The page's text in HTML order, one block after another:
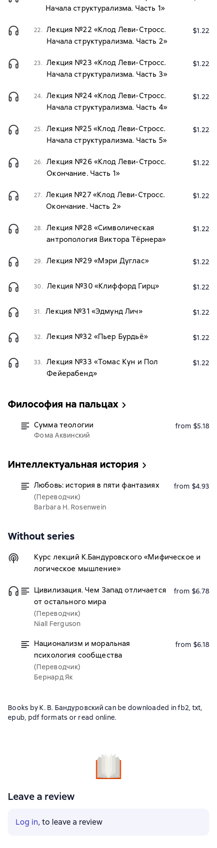
Начала структурализма. Часть 1»
22. Лекция №22 «Клод Леви-Стросс.
Начала структурализма. Часть 2»
$1.22
23. Лекция №23 «Клод Леви-Стросс.
Начала структурализма. Часть 3»
$1.22
24. Лекция №24 «Клод Леви-Стросс.
Начала структурализма. Часть 4»
$1.22
25. Лекция №25 «Клод Леви-Стросс.
Начала структурализма. Часть 5»
$1.22
26. Лекция №26 «Клод Леви-Стросс.
Окончание. Часть 1»
$1.22
27. Лекция №27 «Клод Леви-Стросс.
Окончание. Часть 2»
$1.22
28. Лекция №28 «Символическая
антропология Виктора Тёрнера»
$1.22
29. Лекция №29 «Мэри Дуглас» $1.22
30. Лекция №30 «Клиффорд Гирц» $1.22
31. Лекция №31 «Эдмунд Лич» $1.22
32. Лекция №32 «Пьер Бурдьё» $1.22
33. Лекция №33 «Томас Кун и Пол
Фейерабенд»
$1.22
Философия на пальцах
Сумма теологии
Фома Аквинский
from $5.18
Интеллектуальная история
Любовь: история в пяти фантазиях
(Переводчик)
Barbara H. Rosenwein
from $4.93
Without series
Курс лекций К.Бандуровского «Мифическое и
логическое мышление»
Цивилизация. Чем Запад отличается
от остального мира
(Переводчик)
Niall Ferguson
from $6.78
Национализм и моральная
психология сообщества
(Переводчик)
Бернард Як
from $6.18
Books by К. В. Бандуровский can be downloaded in fb2, txt,
epub, pdf formats or read online.
Leave a review
Log in, to leave a review